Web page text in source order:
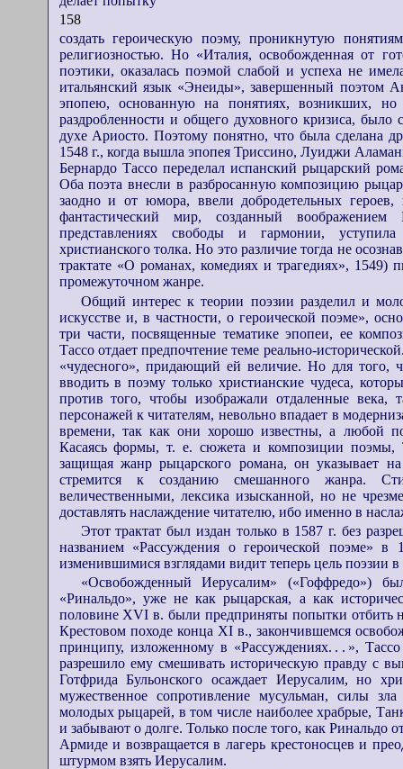
158
создать героическую поэму, проникнутую
религиозностью. Но «Италия, освобожденная от
поэтики, оказалась поэмой слабой и успеха не
итальянский язык «Энеиды», завершенный поэтом
эпопею, основанную на понятиях, возникших,
раздробленности и общего духовного кризиса,
духе Ариосто. Поэтому понятно, что была сделана
1548 г., когда вышла эпопея Триссино, Луиджи
Бернардо Тассо переделал испанский рыцарский
Оба поэта внесли в разбросанную композицию
заодно и от юмора, ввели добродетельных
фантастический мир, созданный
представлениях свободы и гармонии,
христианского толка. Но это различие тогда не
трактате «О романах, комедиях и трагедиях», 1549)
промежуточном жанре.
Общий интерес к теории поэзии разделил и
искусстве и, в частности, о героической поэме»,
три части, посвященные тематике эпопеи, ее
Тассо отдает предпочтение теме реально-
«чудесного», придающий ей величие. Но для того,
вводить в поэму только христианские чудеса,
против того, чтобы изображали отдаленные века,
персонажей к читателям, невольно впадает в
времени, так как они хорошо известны, а любой
Касаясь формы, т. е. сюжета и композиции поэмы,
защищая жанр рыцарского романа, он указывает
стремится к созданию смешанного жанра.
величественными, лексика изысканной, но не
доставлять наслаждение читателю, ибо именно в
Этот трактат был издан только в 1587 г. без
названием «Рассуждения о героической поэме»
изменившимися взглядами видит теперь цель поэзии
«Освобожденный Иерусалим» («Гоффредо»)
«Ринальдо», уже не как рыцарская, а как
половине XVI в. были предприняты попытки отбить
Крестовом походе конца XI в., закончившемся
принципу, изложенному в «Рассуждениях... »,
разрешило ему смешивать историческую правду с
Готфрида Бульонского осаждает Иерусалим, но
мужественное сопротивление мусульман, силы
молодых рыцарей, в том числе наиболее храбрые,
и забывают о долге. Только после того, как Ринальдо
Армиде и возвращается в лагерь крестоносцев и
штурмом взять Иерусалим.